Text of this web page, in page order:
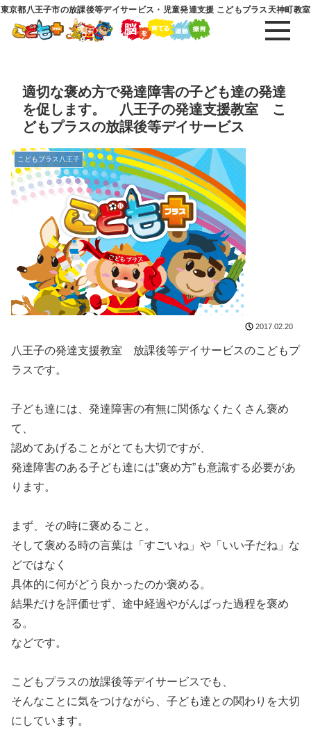
東京都八王子市の放課後等デイサービス・児童発達支援 こどもプラス天神町教室
適切な褒め方で発達障害の子ども達の発達
を促します。 八王子の発達支援教室 こ
どもプラスの放課後等デイサービス
こどもプラス八王子
2017.02.20
八王子の発達支援教室 放課後等デイサービスのこどもプ
ラスです。
子ども達には、発達障害の有無に関係なくたくさん褒め
て、
認めてあげることがとても大切ですが、
発達障害のある子ども達には”褒め方”も意識する必要があ
ります。
まず、その時に褒めること。
そして褒める時の言葉は「すごいね」や「いい子だね」な
どではなく
具体的に何がどう良かったのか褒める。
結果だけを評価せず、途中経過やがんばった過程を褒め
る。
などです。
こどもプラスの放課後等デイサービスでも、
そんなことに気をつけながら、子ども達との関わりを大切
にしています。